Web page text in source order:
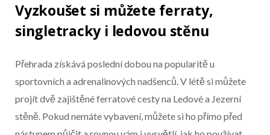
Vyzkoušet si můžete ferraty,
singletracky i ledovou stěnu
Přehrada získává poslední dobou na popularitě u
sportovních a adrenalinových nadšenců. V létě si můžete
projít dvě zajištěné ferratové cesty na Ledové a Jezerní
stěně. Pokud nemáte vybavení, můžete si ho přímo před